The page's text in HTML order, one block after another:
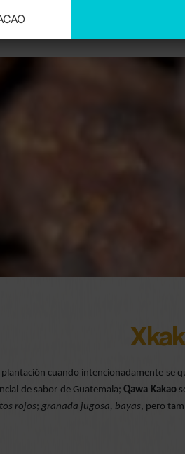
plantación cuando intencionadamente se
de sabor de Guatemala;Qawa Kakao
rojos; granada jugosa, bayas, pero